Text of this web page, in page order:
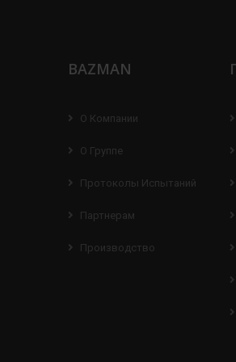
BAZMAN
О Компании
О Группе
Протоколы Испытаний
Партнерам
Производство